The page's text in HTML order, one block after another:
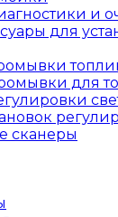
и
для
для
сканеры